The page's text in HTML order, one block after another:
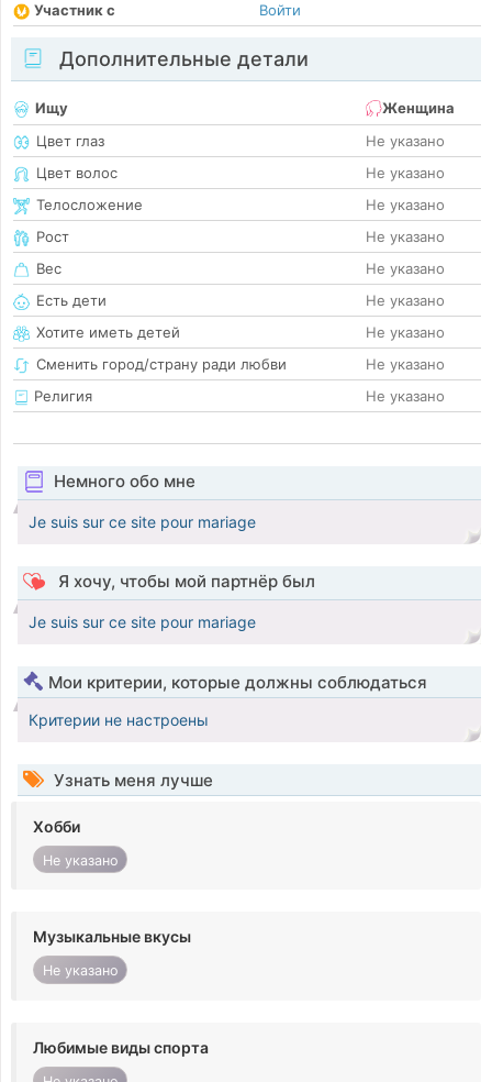
Участник с
Войти
Дополнительные детали
Ищу
Женщина
Цвет глаз
Не указано
Цвет волос
Не указано
Телосложение
Не указано
Рост
Не указано
Вес
Не указано
Есть дети
Не указано
Хотите иметь детей
Не указано
Сменить город/страну ради любви
Не указано
Религия
Не указано
Немного обо мне
Je suis sur ce site pour mariage
Я хочу, чтобы мой партнёр был
Je suis sur ce site pour mariage
Мои критерии, которые должны соблюдаться
Критерии не настроены
Узнать меня лучше
Хобби
Не указано
Музыкальные вкусы
Не указано
Любимые виды спорта